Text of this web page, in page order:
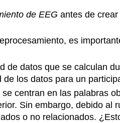
de EEG antes de
es
de datos que se calculan
los datos para un
centran en las palabras
Sin embargo, debido
o no relacionados.